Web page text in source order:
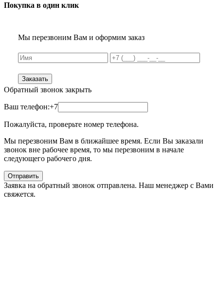
Покупка в один клик
Мы перезвоним Вам и оформим заказ
Заказать
Обратный звонок закрыть
Ваш телефон:+7
Пожалуйста, проверьте номер телефона.
Мы перезвоним Вам в ближайшее время. Если Вы заказали
звонок вне рабочее время, то мы перезвоним в начале
следующего рабочего дня.
Отправить
Заявка на обратный звонок отправлена. Наш менеджер с Вами
свяжется.